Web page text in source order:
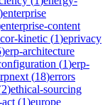
)enterprise
enterprise-content
kinetic (1)eprivacy
)erp-architecture
(1)erp-
(18)errors
2)ethical-sourcing
(1)europe